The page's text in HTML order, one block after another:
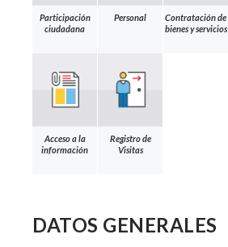
Participación
ciudadana
Personal
Contratación de
bienes y servicios
Acceso a la
información
Registro de
Visitas
DATOS GENERALES